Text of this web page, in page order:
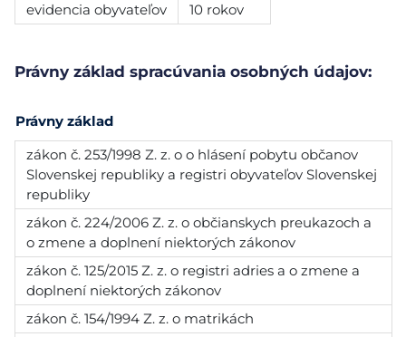
evidencia obyvateľov
10 rokov
Právny základ spracúvania osobných údajov:
Právny základ
zákon č. 253/1998 Z. z. o o hlásení pobytu občanov
Slovenskej republiky a registri obyvateľov Slovenskej
republiky
zákon č. 224/2006 Z. z. o občianskych preukazoch a
o zmene a doplnení niektorých zákonov
zákon č. 125/2015 Z. z. o registri adries a o zmene a
doplnení niektorých zákonov
zákon č. 154/1994 Z. z. o matrikách